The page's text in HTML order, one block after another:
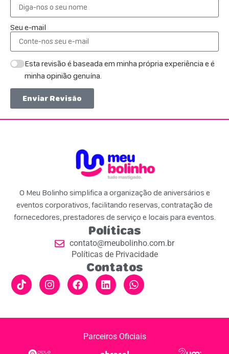
Seu e-mail
Esta revisão é baseada em minha própria experiência e é
minha opinião genuína.
Enviar Revisão
O Meu Bolinho simplifica a organização de aniversários e
eventos corporativos, facilitando reservas, contratação de
fornecedores, prestadores de serviço e locais para eventos.
Políticas
contato@meubolinho.com.br
Políticas de Privacidade
Contatos
Parceiros Oficiais